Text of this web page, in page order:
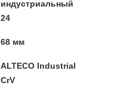
индустриальный
24
68 мм
ALTECO Industrial
CrV